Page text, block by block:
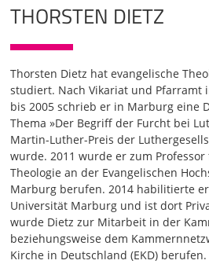
THORSTEN DIETZ
Thorsten Dietz hat evangelische
studiert. Nach Vikariat und Pfarramt
bis 2005 schrieb er in Marburg eine
Thema »Der Begriff der Furcht bei
Martin-Luther-Preis der
wurde. 2011 wurde er zum Professor
Theologie an der Evangelischen
Marburg berufen. 2014 habilitierte
Universität Marburg und ist dort
wurde Dietz zur Mitarbeit in der
beziehungsweise dem
Kirche in Deutschland (EKD) berufen.